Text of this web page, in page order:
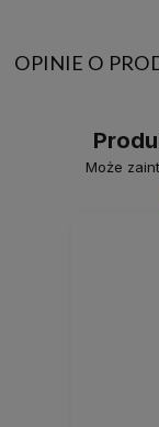
OPINIE O
Może